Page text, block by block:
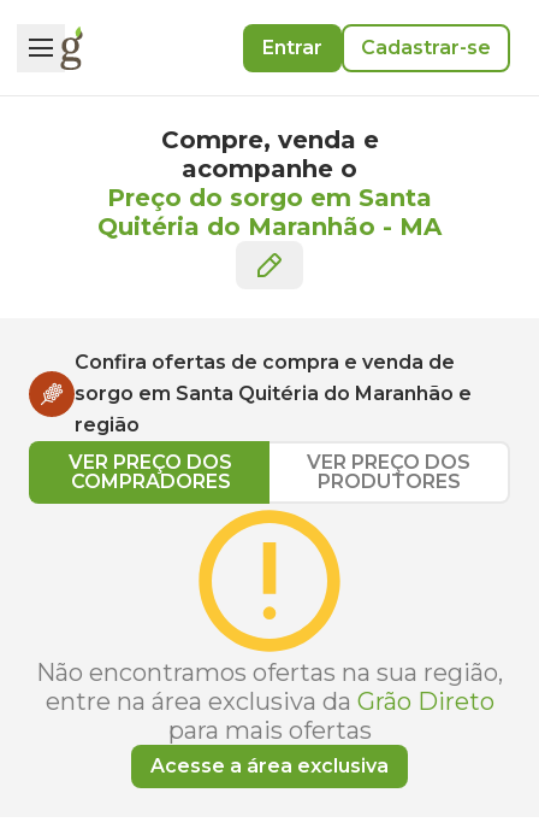
Entrar Cadastrar-se
Compre, venda e
acompanhe o
Preço do sorgo em Santa
Quitéria do Maranhão - MA
Confira ofertas de compra e venda de
sorgo em Santa Quitéria do Maranhão e
região
VER PREÇO DOS
COMPRADORES
VER PREÇO DOS
PRODUTORES
Não encontramos ofertas na sua região,
entre na área exclusiva da Grão Direto
para mais ofertas
Acesse a área exclusiva